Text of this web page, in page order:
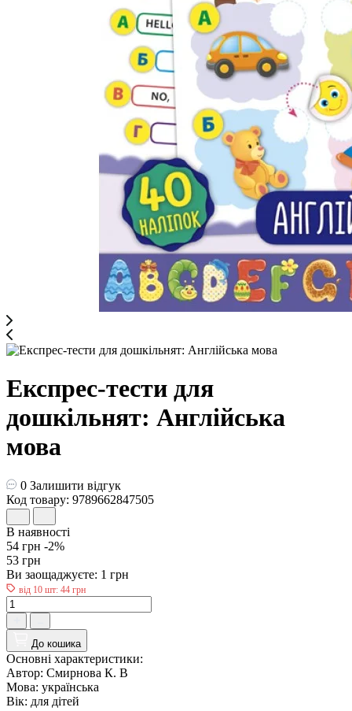
Експрес-тести для
дошкільнят: Англійська
мова
0 Залишити відгук
Код товару: 9789662847505
В наявності
54 грн -2%
53 грн
Ви заощаджуєте: 1 грн
від 10 шт: 44 грн
До кошика
Основні характеристики:
Автор: Смирнова К. В
Мова: українська
Вік: для дiтей